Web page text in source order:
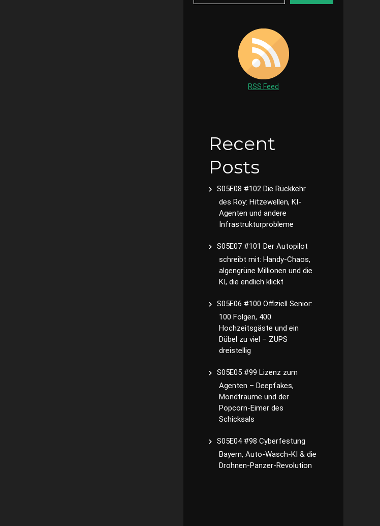
RSS Feed
Recent
Posts
S05E08 #102 Die Rückkehr
des Roy: Hitzewellen, KI-
Agenten und andere
Infrastrukturprobleme
S05E07 #101 Der Autopilot
schreibt mit: Handy-Chaos,
algengrüne Millionen und die
KI, die endlich klickt
S05E06 #100 Offiziell Senior:
100 Folgen, 400
Hochzeitsgäste und ein
Dübel zu viel – ZUPS
dreistellig
S05E05 #99 Lizenz zum
Agenten – Deepfakes,
Mondträume und der
Popcorn-Eimer des
Schicksals
S05E04 #98 Cyberfestung
Bayern, Auto-Wasch-KI & die
Drohnen-Panzer-Revolution